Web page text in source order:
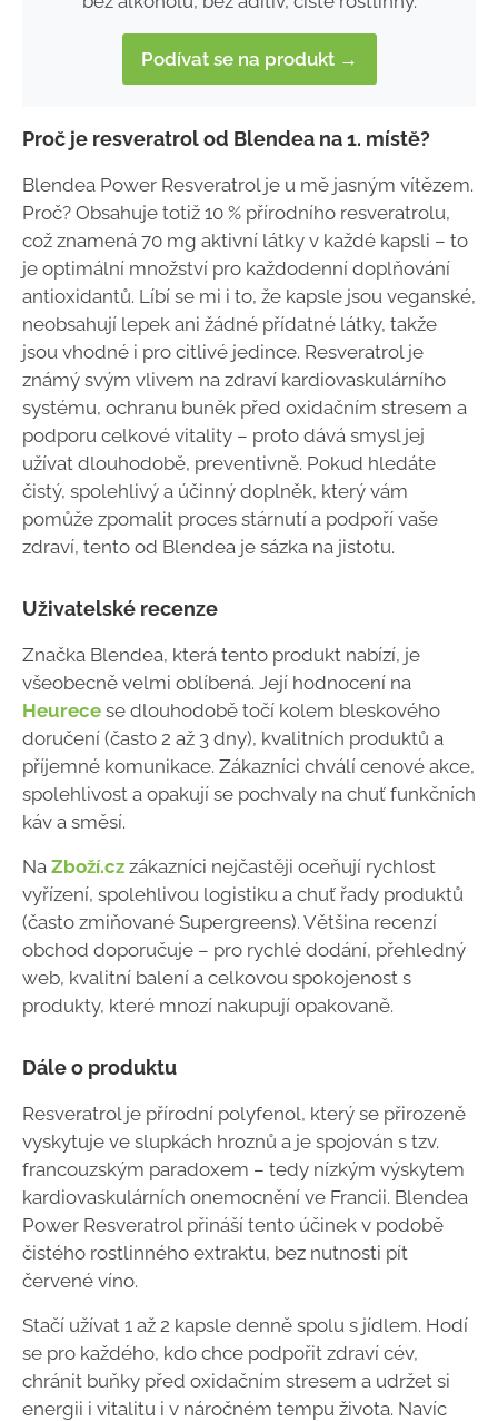
Podívat se na produkt →
Proč je resveratrol od Blendea na 1. místě?
Blendea Power Resveratrol je u mě jasným vítězem.
Proč? Obsahuje totiž 10 % přírodního resveratrolu,
což znamená 70 mg aktivní látky v každé kapsli – to
je optimální množství pro každodenní doplňování
antioxidantů. Líbí se mi i to, že kapsle jsou veganské,
neobsahují lepek ani žádné přídatné látky, takže
jsou vhodné i pro citlivé jedince. Resveratrol je
známý svým vlivem na zdraví kardiovaskulárního
systému, ochranu buněk před oxidačním stresem a
podporu celkové vitality – proto dává smysl jej
užívat dlouhodobě, preventivně. Pokud hledáte
čistý, spolehlivý a účinný doplněk, který vám
pomůže zpomalit proces stárnutí a podpoří vaše
zdraví, tento od Blendea je sázka na jistotu.
Uživatelské recenze
Značka Blendea, která tento produkt nabízí, je
všeobecně velmi oblíbená. Její hodnocení na
Heurece se dlouhodobě točí kolem bleskového
doručení (často 2 až 3 dny), kvalitních produktů a
příjemné komunikace. Zákazníci chválí cenové akce,
spolehlivost a opakují se pochvaly na chuť funkčních
káv a směsí.
Na Zboží.cz zákazníci nejčastěji oceňují rychlost
vyřízení, spolehlivou logistiku a chuť řady produktů
(často zmiňované Supergreens). Většina recenzí
obchod doporučuje – pro rychlé dodání, přehledný
web, kvalitní balení a celkovou spokojenost s
produkty, které mnozí nakupují opakovaně.
Dále o produktu
Resveratrol je přírodní polyfenol, který se přirozeně
vyskytuje ve slupkách hroznů a je spojován s tzv.
francouzským paradoxem – tedy nízkým výskytem
kardiovaskulárních onemocnění ve Francii. Blendea
Power Resveratrol přináší tento účinek v podobě
čistého rostlinného extraktu, bez nutnosti pít
červené víno.
Stačí užívat 1 až 2 kapsle denně spolu s jídlem. Hodí
se pro každého, kdo chce podpořit zdraví cév,
chránit buňky před oxidačním stresem a udržet si
energii i vitalitu i v náročném tempu života. Navíc